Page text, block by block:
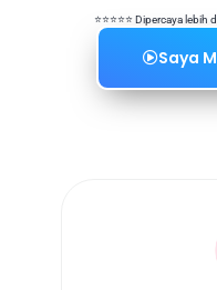
⭐️⭐️⭐️⭐️⭐️ Dipercaya
Saya